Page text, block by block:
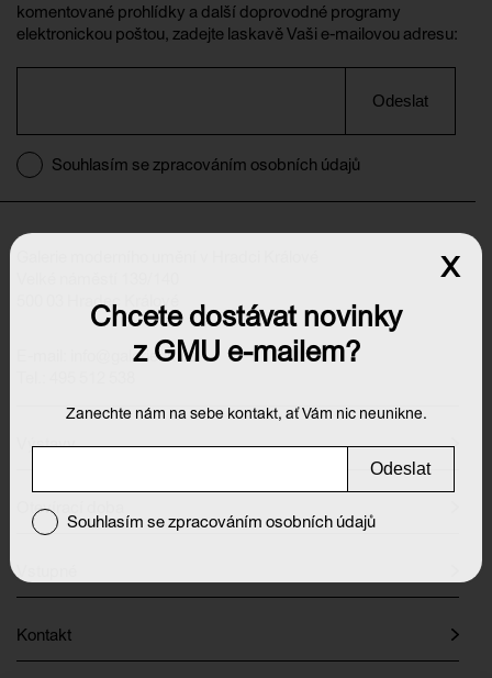
komentované prohlídky a další doprovodné programy
elektronickou poštou, zadejte laskavě Vaši e-mailovou adresu:
Odeslat
Souhlasím se zpracováním osobních údajů
500 03 Hradec Králové
info@galeriehk.cz
Výstavy
Otevírací doba
Kontakt
Chcete dostávat novinky
z GMU e-mailem?
Zanechte nám na sebe kontakt, ať Vám nic neunikne.
Odeslat
Souhlasím se zpracováním osobních údajů
x